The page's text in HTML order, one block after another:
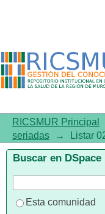
RICSMUR Principal
seriadas
→ Listar
Buscar en DSpace
Esta comunidad